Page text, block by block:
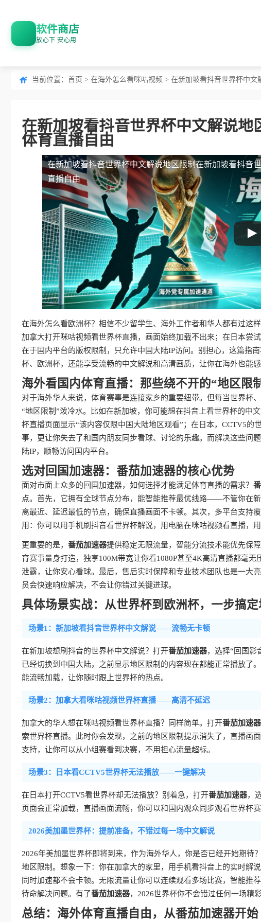
软件商店
放心下 安心用
当前位置： 首页 > 在海外怎么看咪咕视频 > 在新加坡看抖音世界杯中文
在新加坡看抖音世界杯中文解说
体育直播自由
在新加坡看抖音世界杯中文解说地区限制在新加坡看抖音
直播自由
在海外怎么看欧洲杯？相信不少留学生、海外工作者和华人都有过这
加拿大打开咪咕视频看世界杯直播，画面始终加载不出来；在日本尝
在于国内平台的版权限制，只允许中国大陆IP访问。别担心，这篇指
杯、欧洲杯，还能享受流畅的中文解说和高清画质，让你在海外也能
海外看国内体育直播：那些绕不开的“地区限
对于海外华人来说，体育赛事是连接家乡的重要纽带。但每当世界杯
“地区限制”泼冷水。比如在新加坡，你可能想在抖音上看世界杯的中
杯直播页面显示“该内容仅限中国大陆地区观看”；在日本，CCTV5
事，更让你失去了和国内朋友同步看球、讨论的乐趣。而解决这些问
陆IP，顺畅访问国内平台。
选对回国加速器：番茄加速器的核心优势
面对市面上众多的回国加速器，如何选择才能满足体育直播的需求？
点。首先，它拥有全球节点分布，能智能推荐最优线路——不管你在
离最近、延迟最低的节点，确保直播画面不卡顿。其次，多平台支持
用：你可以用手机刷抖音看世界杯解说，用电脑在咪咕视频看直播，
更重要的是， 番茄加速器提供稳定无限流量，智能分流技术能优先保
育赛事量身打造，独享100M带宽让你看1080P甚至4K高清直播都毫
泄露，让你安心看球。最后，售后实时保障和专业技术团队也是一
员会快速响应解决，不会让你错过关键进球。
具体场景实战：从世界杯到欧洲杯，一步搞定
场景1：新加坡看抖音世界杯中文解说——流畅无卡顿
在新加坡想刷抖音的世界杯中文解说？打开番茄加速器，选择“回国影
已经切换到中国大陆，之前显示地区限制的内容现在都能正常播放了
能流畅加载，让你随时跟上世界杯的热点。
场景2：加拿大看咪咕视频世界杯直播——高清不延迟
加拿大的华人想在咪咕视频看世界杯直播？同样简单。打开番茄加速器
索世界杯直播。此时你会发现，之前的地区限制提示消失了，直播画
支持，让你可以从小组赛看到决赛，不用担心流量超标。
场景3：日本看CCTV5世界杯无法播放——一键解决
在日本打开CCTV5看世界杯却无法播放？别着急，打开番茄加速器，
页面会正常加载，直播画面流畅，你可以和国内观众同步观看世界杯
2026美加墨世界杯：提前准备，不错过每一场中文解说
2026年美加墨世界杯即将到来，作为海外华人，你是否已经开始期待
地区限制。想象一下：你在加拿大的家里，用手机看抖音上的实时解
同时加速都不会卡顿。无限流量让你可以连续观看多场比赛，智能推
待命解决问题。有了番茄加速器，2026世界杯你不会错过任何一场精
总结：海外体育直播自由，从番茄加速器开始